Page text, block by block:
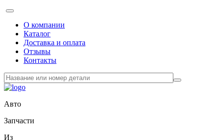
О компании
Каталог
Доставка и оплата
Отзывы
Контакты
Авто
Запчасти
Из